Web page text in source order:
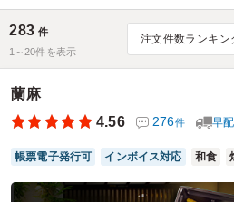
283 件
1～20件を表示
蘭麻
4.56
276件 早
帳票電子発行可 インボイス対応 和食